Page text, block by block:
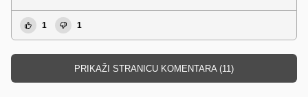
1 1
PRIKAŽI STRANICU KOMENTARA (11)